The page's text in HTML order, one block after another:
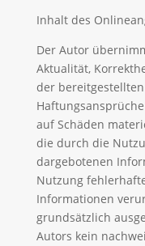
Inhalt des
Der Autor
Aktualität,
der
auf Schäden
die durch die
dargebotenen
Nutzung
Informationen
grundsätzlich
Autors kein